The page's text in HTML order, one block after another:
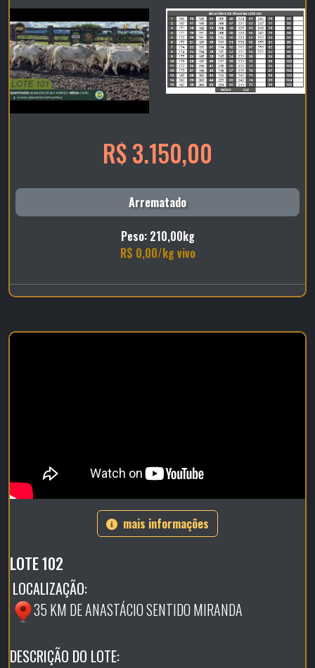
R$ 3.150,00
Arrematado
Peso: 210,00kg
R$ 0,00/kg vivo
mais informações
LOTE 102
LOCALIZAÇÃO:
35 KM DE ANASTÁCIO SENTIDO MIRANDA
DESCRIÇÃO DO LOTE: